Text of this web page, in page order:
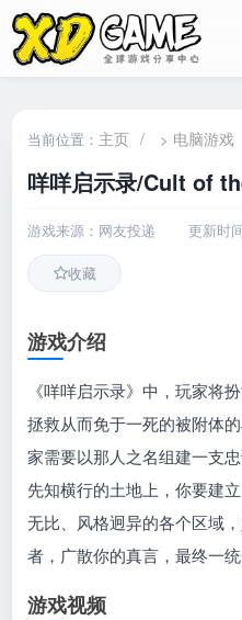
当前位置： 主页 / > 电脑游戏
咩咩启示录/Cult of
游戏来源：网友投递 更新时
收藏
游戏介绍
《咩咩启示录》中，玩家将
拯救从而免于一死的被附体
家需要以那人之名组建一支
先知横行的土地上，你要建
无比、风格迥异的各个区域
者，广散你的真言，最终一
游戏视频